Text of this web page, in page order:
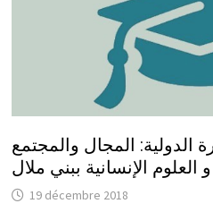
الدولية: المجال والمجتمع
19 décembre 2018